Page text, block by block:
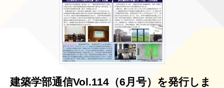
建築学部通信Vol.114（6月号）を発行しま